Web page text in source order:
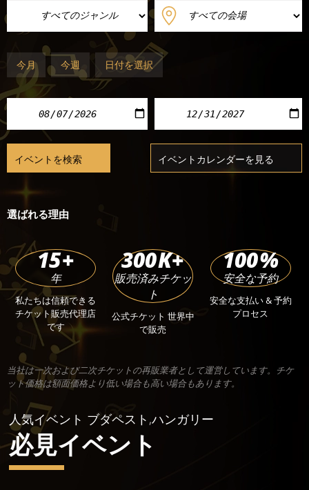
今月 今週 日付を選択
選ばれる理由
15+
年
私たちは信頼できる
チケット販売代理店
です
300K+
販売済みチケッ
ト
公式チケット 世界中
で販売
100%
安全な予約
安全な支払い & 予約
プロセス
当社は一次および二次チケットの再販業者として運営しています。チケ
ット価格は額面価格より低い場合も高い場合もあります。
人気イベント ブダペスト,ハンガリー
必見イベント